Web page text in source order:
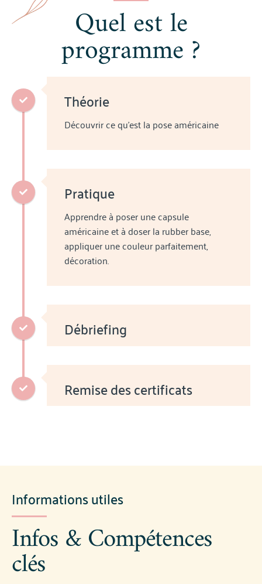
Quel est le
programme ?
Théorie
Découvrir ce qu'est la pose américaine
Pratique
Apprendre à poser une capsule
américaine et à doser la rubber base,
appliquer une couleur parfaitement,
décoration.
Débriefing
Remise des certificats
Informations utiles
Infos & Compétences
clés